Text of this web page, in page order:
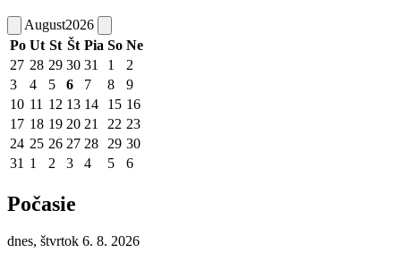
August2026
Po Ut St Št Pia So Ne
27 28 29 30 31 1
2
3
4 5 6 7 8
9
10 11 12 13 14 15 16
17 18 19 20 21 22 23
24 25 26 27 28 29 30
31 1 2 3 4 5 6
Počasie
dnes, štvrtok 6. 8. 2026